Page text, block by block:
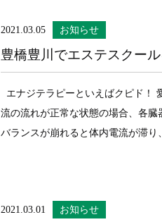
2021.03.05 お知らせ
豊橋豊川でエステスクー
エナジテラピーといえばクピド！
流の流れが正常な状態の場合、各臓
バランスが崩れると体内電流が滞
2021.03.01 お知らせ